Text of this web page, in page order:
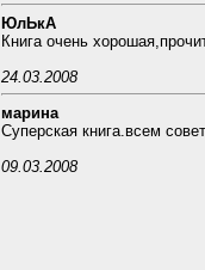
ЮлЬкА
Книга очень
24.03.2008
марина
Суперская книга.всем
09.03.2008